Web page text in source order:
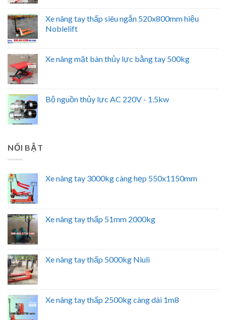
Xe nâng tay thấp siêu ngắn 520x800mm hiệu
Noblelift
Xe nâng mặt bàn thủy lực bằng tay 500kg
Bộ nguồn thủy lực AC 220V - 1.5kw
NỔI BẬT
Xe nâng tay 3000kg càng hẹp 550x1150mm
Xe nâng tay thấp 51mm 2000kg
Xe nâng tay thấp 5000kg Niuli
Xe nâng tay thấp 2500kg càng dài 1m8